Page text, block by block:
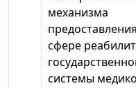
механизма
сфере
системы